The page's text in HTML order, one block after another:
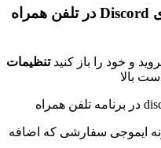
در اینجا نحوه حذف ایموجی های Discord در تلفن همراه
و خود را باز کنیدتنظیمات
بالا
ایموجی سفارشی که اضافه